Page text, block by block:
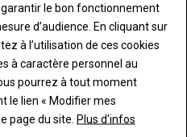
et créez votre
à tout Terre de
compte
le bon fonctionnement
d’audience. En cliquant sur
à l’utilisation de ces cookies
à caractère personnel au
pourrez à tout moment
le lien « Modifier mes
page du site. Plus d'infos